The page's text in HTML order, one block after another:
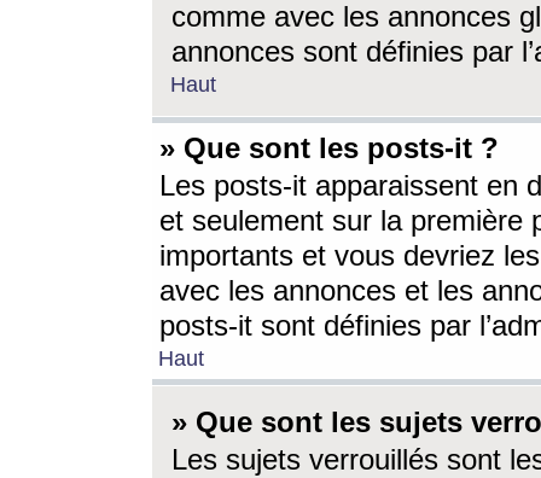
comme avec les annonces
annonces sont définies par
Haut
» Que sont les posts-it ?
Les posts-it apparaissent en
et seulement sur la première
importants et vous devriez
avec les annonces et les
posts-it sont définies par
Haut
» Que sont les sujets
Les sujets verrouillés sont